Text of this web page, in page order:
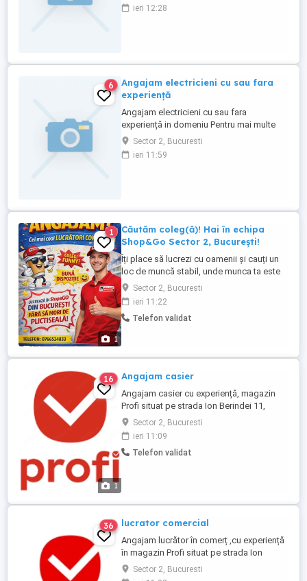
ieri 12:28
6
Angajam electricieni cu sau fara
experiență
Angajam electricieni cu sau fara
experiență in domeniu Pentru mai multe
detalii,sunati la nr din anunt
Sector 2, Bucuresti
ieri 11:59
1
1
Căutăm coleg(ă)! Hai în echipa
Shop&Go Sector 2, București!
Îți place să lucrezi cu oamenii și cauți un
loc de muncă stabil, unde munca ta este
apreciată? Atunci s-ar putea să ne
potrivim! Ce căutăm: Minimă experiență în
comerț, in special pe casa de marcat.
Seriozitate și punctualitate Atitudine
Sector 2, Bucuresti
ieri 11:22
Telefon validat
1
16 Angajam casier
Angajam casier cu experiență, magazin
Profi situat pe strada Ion Berindei 11,
sector 2. program 6.30- 15.00 și 14.00-
22.30 Detalii la telefon sau la locație.
Sector 2, Bucuresti
ieri 11:09
Telefon validat
36 lucrator comercial
Angajam lucrător în comerț ,cu experiență
în magazin Profi situat pe strada Ion
Berindei nr.11, sector 2. Detalii la numărul
de telefon sau la adresă!
Sector 2, Bucuresti